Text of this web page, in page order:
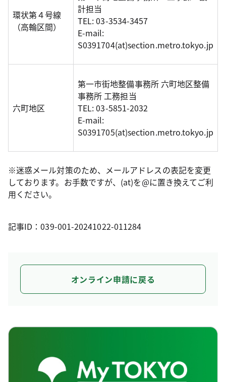
環状第４号線
（高輪区間）
計担当
TEL: 03-3534-3457
E-mail:
S0391704(at)section.metro.tokyo.jp
六町地区
第一市街地整備事務所 六町地区整備
事務所 工務担当
TEL: 03-5851-2032
E-mail:
S0391705(at)section.metro.tokyo.jp
※迷惑メール対策のため、メールアドレスの表記を変更
しております。お手数ですが、(at)を@に置き換えてご利
用ください。
記事ID：039-001-20241022-011284
オンライン申請に戻る